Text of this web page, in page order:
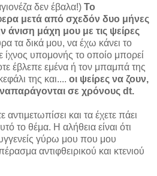
δεν έβαλα!) Το
μετά από σχεδόν δυο μήνες
μάχη μου με τις ψείρες
τα δικά μου, να έχω κάνει το
ίχνος υπομονής το οποίο μπορεί
έβλεπε εμένα ή τον μπαμπά της
της και.... οι ψείρες να ζουν,
σε χρόνους dt.
και τα έχετε πάει
το θέμα. Η αλήθεια είναι ότι
γύρω μου που μου
αντιφθειρικού και κτενιού